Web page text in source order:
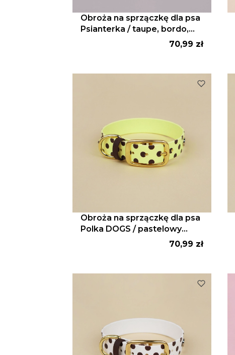
Obroża na sprzączkę dla psa
Psianterka / taupe, bordo,
Cena
70,99 zł
Obroża na sprzączkę dla psa
Polka DOGS / pastelowy
Cena
70,99 zł